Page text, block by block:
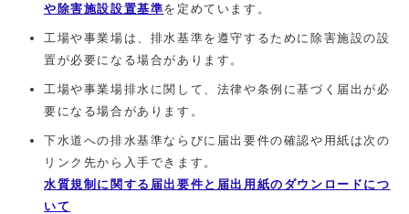
や除害施設設置基準を定めています。
工場や事業場は、排水基準を遵守するために除害施設の設
置が必要になる場合があります。
工場や事業場排水に関して、法律や条例に基づく届出が必
要になる場合があります。
下水道への排水基準ならびに届出要件の確認や用紙は次の
リンク先から入手できます。
水質規制に関する届出要件と届出用紙のダウンロード につ
いて